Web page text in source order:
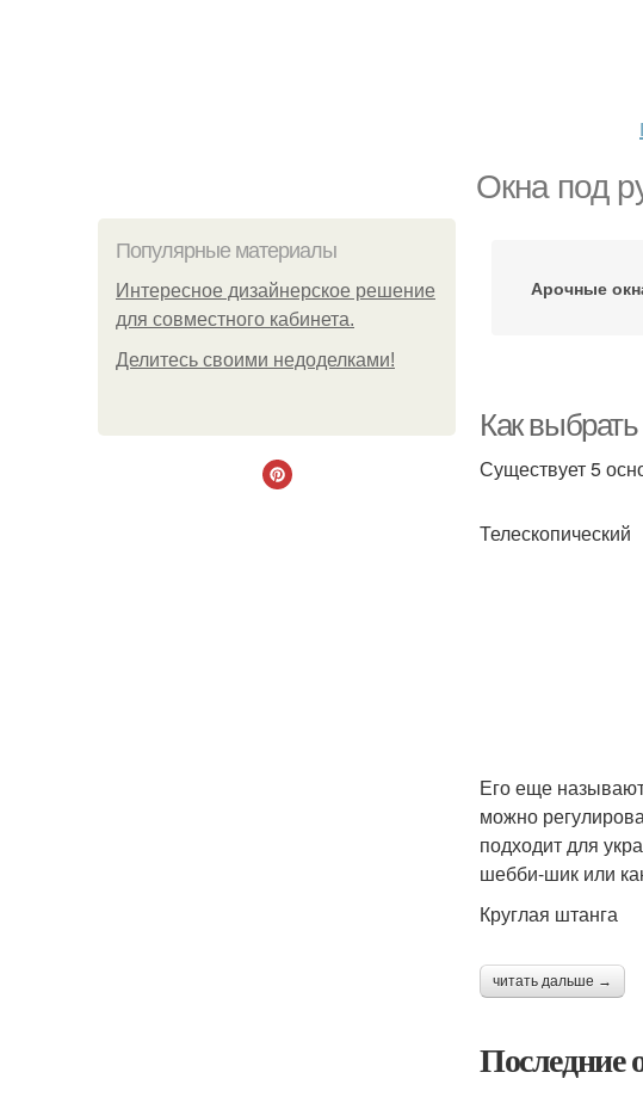
Окна под
Популярные материалы
Интересное дизайнерское решение
для совместного кабинета.
Делитесь своими недоделками!
Арочные
Как
Существует 5
Телескопический
Его еще
можно
подходит для
шебби-шик или
Круглая штанга
читать дальше →
Последние